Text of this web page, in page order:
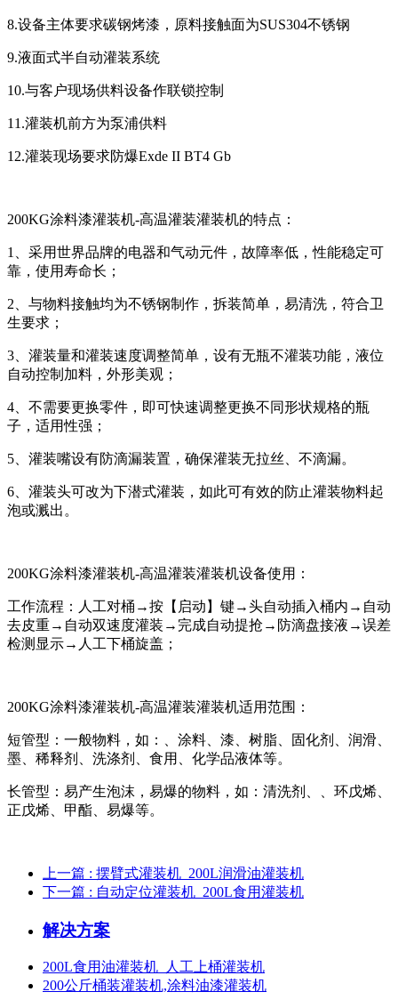
8.设备主体要求碳钢烤漆，原料接触面为SUS304不锈钢
9.液面式半自动灌装系统
10.与客户现场供料设备作联锁控制
11.灌装机前方为泵浦供料
12.灌装现场要求防爆Exde II BT4 Gb
200KG涂料漆灌装机-高温灌装灌装机的特点：
1、采用世界品牌的电器和气动元件，故障率低，性能稳定可
靠，使用寿命长；
2、与物料接触均为不锈钢制作，拆装简单，易清洗，符合卫
生要求；
3、灌装量和灌装速度调整简单，设有无瓶不灌装功能，液位
自动控制加料，外形美观；
4、不需要更换零件，即可快速调整更换不同形状规格的瓶
子，适用性强；
5、灌装嘴设有防滴漏装置，确保灌装无拉丝、不滴漏。
6、灌装头可改为下潜式灌装，如此可有效的防止灌装物料起
泡或溅出。
200KG涂料漆灌装机-高温灌装灌装机设备使用：
工作流程：人工对桶→按【启动】键→头自动插入桶内→自动
去皮重→自动双速度灌装→完成自动提抢→防滴盘接液→误差
检测显示→人工下桶旋盖；
200KG涂料漆灌装机-高温灌装灌装机适用范围：
短管型：一般物料，如：、涂料、漆、树脂、固化剂、润滑、
墨、稀释剂、洗涤剂、食用、化学品液体等。
长管型：易产生泡沫，易爆的物料，如：清洗剂、、环戊烯、
正戊烯、甲酯、易爆等。
上一篇 : 摆臂式灌装机_200L润滑油灌装机
下一篇 : 自动定位灌装机_200L食用灌装机
解决方案
200L食用油灌装机_人工上桶灌装机
200公斤桶装灌装机,涂料油漆灌装机